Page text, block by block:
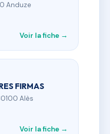
Anduze
Voir la fiche →
FIRMAS
Alès
Voir la fiche →